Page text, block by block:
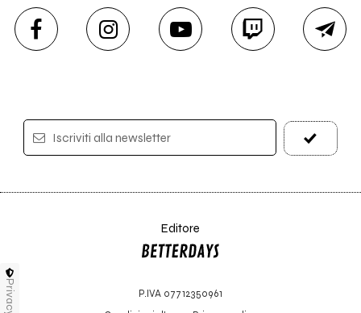
Iscriviti alla newsletter
Editore
P.IVA 07712350961
Privacy